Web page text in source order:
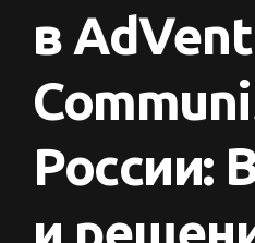
в
России:
и